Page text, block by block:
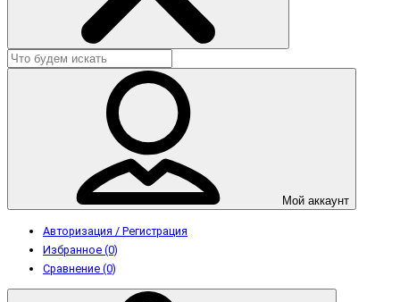
Мой аккаунт
Авторизация / Регистрация
Избранное (0)
Сравнение (0)